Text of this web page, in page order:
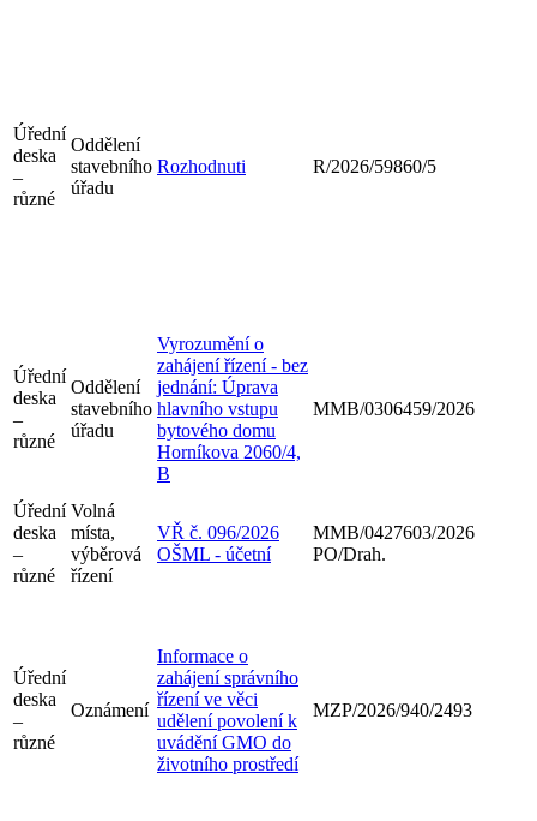
Úřední
deska
–
různé
Oddělení
stavebního
úřadu
Rozhodnuti R/2026/59860/5
Úřední
deska
–
různé
Oddělení
stavebního
úřadu
Vyrozumění o
zahájení řízení - bez
jednání: Úprava
hlavního vstupu
bytového domu
Horníkova 2060/4,
B
MMB/0306459/2026
Úřední
deska
–
různé
Volná
místa,
výběrová
řízení
VŘ č. 096/2026
OŠML - účetní
MMB/0427603/2026
PO/Drah.
Úřední
deska
–
různé
Oznámení
Informace o
zahájení správního
řízení ve věci
udělení povolení k
uvádění GMO do
životního prostředí
MZP/2026/940/2493